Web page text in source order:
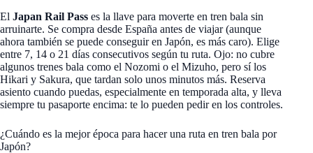
El Japan Rail Pass es la llave para moverte en tren bala sin
arruinarte. Se compra desde España antes de viajar (aunque
ahora también se puede conseguir en Japón, es más caro). Elige
entre 7, 14 o 21 días consecutivos según tu ruta. Ojo: no cubre
algunos trenes bala como el Nozomi o el Mizuho, pero sí los
Hikari y Sakura, que tardan solo unos minutos más. Reserva
asiento cuando puedas, especialmente en temporada alta, y lleva
siempre tu pasaporte encima: te lo pueden pedir en los controles.
¿Cuándo es la mejor época para hacer una ruta en tren bala por
Japón?